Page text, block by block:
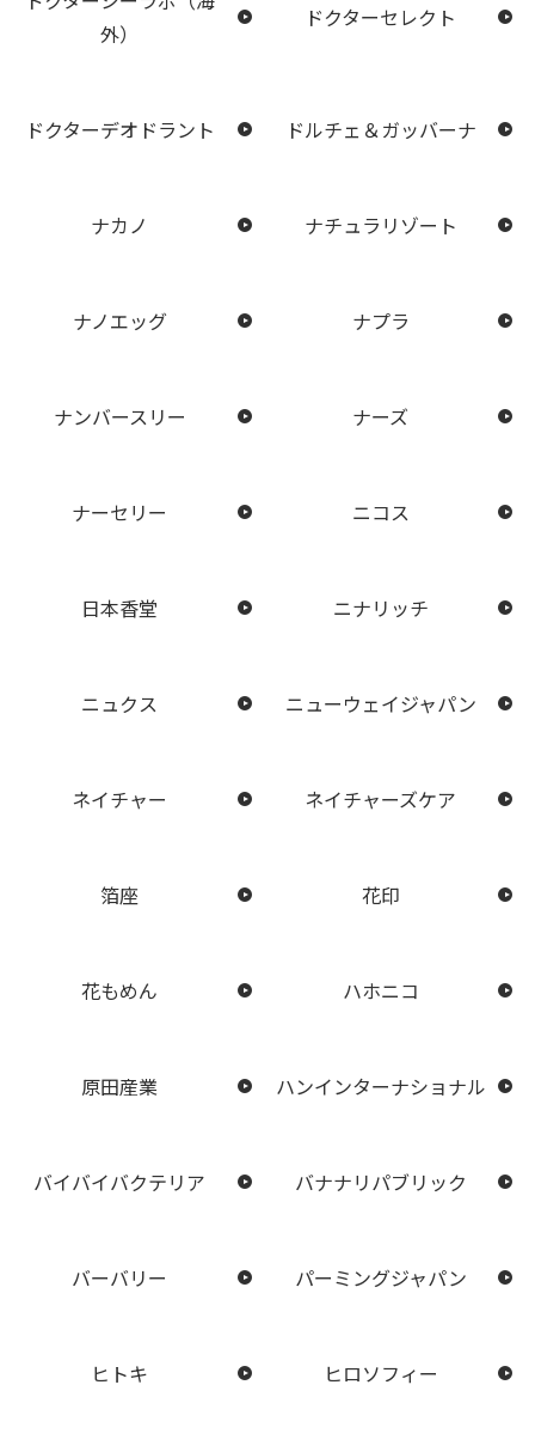
外）
ドクターセレクト
ドクターデオドラント ドルチェ＆ガッバーナ
ナカノ ナチュラリゾート
ナノエッグ ナプラ
ナンバースリー ナーズ
ナーセリー ニコス
日本香堂 ニナリッチ
ニュクス ニューウェイジャパン
ネイチャー ネイチャーズケア
箔座 花印
花もめん ハホニコ
原田産業 ハンインターナショナル
バイバイバクテリア バナナリパブリック
バーバリー パーミングジャパン
ヒトキ ヒロソフィー